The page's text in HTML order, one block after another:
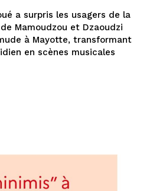
a surpris les usagers de la
Mamoudzou et Dzaoudzi
à Mayotte, transformant
en scènes musicales